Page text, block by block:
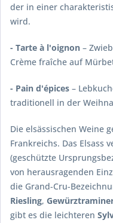
der in einer
wird.
- Tarte à l'oignon –
Crème fraîche auf
- Pain d'épices –
traditionell in der
Die elsässischen Weine
Frankreichs. Das Elsass
(geschützte
von herausragenden
die Grand-Cru-
Riesling,
gibt es die leichteren